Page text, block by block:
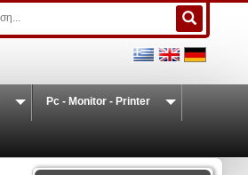
Pc - Monitor - Printer